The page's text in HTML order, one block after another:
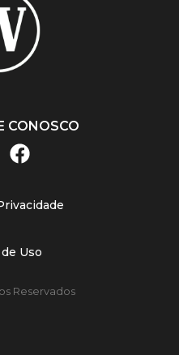
CONOSCO
Uso
Reservados